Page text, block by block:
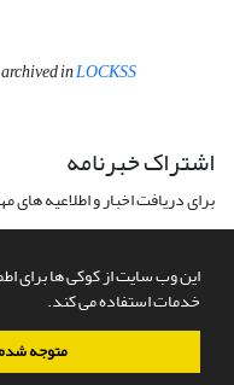
این وب سایت از کوکی ها برای
خدمات استفاده می کند.
متوجه
inLOCKSS
اشتراک خبرنامه
برای دریافت اخبار و اطلاعیه
سامانه مدیریت نشریات علمی.